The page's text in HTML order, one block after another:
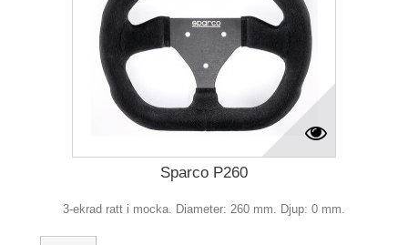
Sparco P260
3-ekrad ratt i mocka. Diameter: 260 mm. Djup: 0 mm.